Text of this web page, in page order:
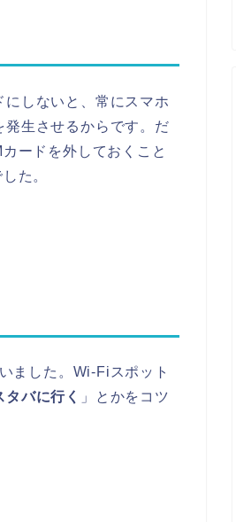
しないと、常にスマホ
生させるからです。だ
ードを外しておくこと
た。
ました。Wi-Fiスポット
バに行く
」とかをコツ